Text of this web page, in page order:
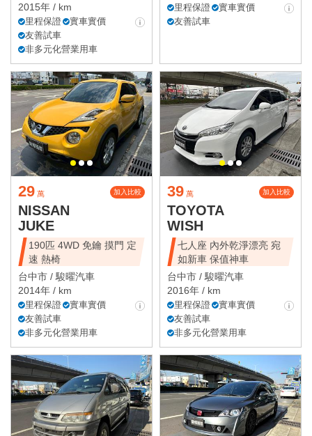
2015年 / km
里程保證
實車實價
友善試車
非多元化營業用車
里程保證
實車實價
友善試車
29 萬 加入比較
NISSAN
JUKE
190匹 4WD 免鑰 摸門 定
速 熱椅
台中市 /駿曜汽車
2014年 / km
里程保證
實車實價
友善試車
非多元化營業用車
39 萬 加入比較
TOYOTA
WISH
七人座 內外乾淨漂亮 宛
如新車 保值神車
台中市 /駿曜汽車
2016年 / km
里程保證
實車實價
友善試車
非多元化營業用車